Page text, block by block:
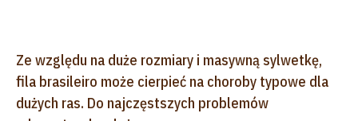
Ze względu na duże rozmiary i masywną sylwetkę,
fila brasileiro może cierpieć na choroby typowe dla
dużych ras. Do najczęstszych problemów